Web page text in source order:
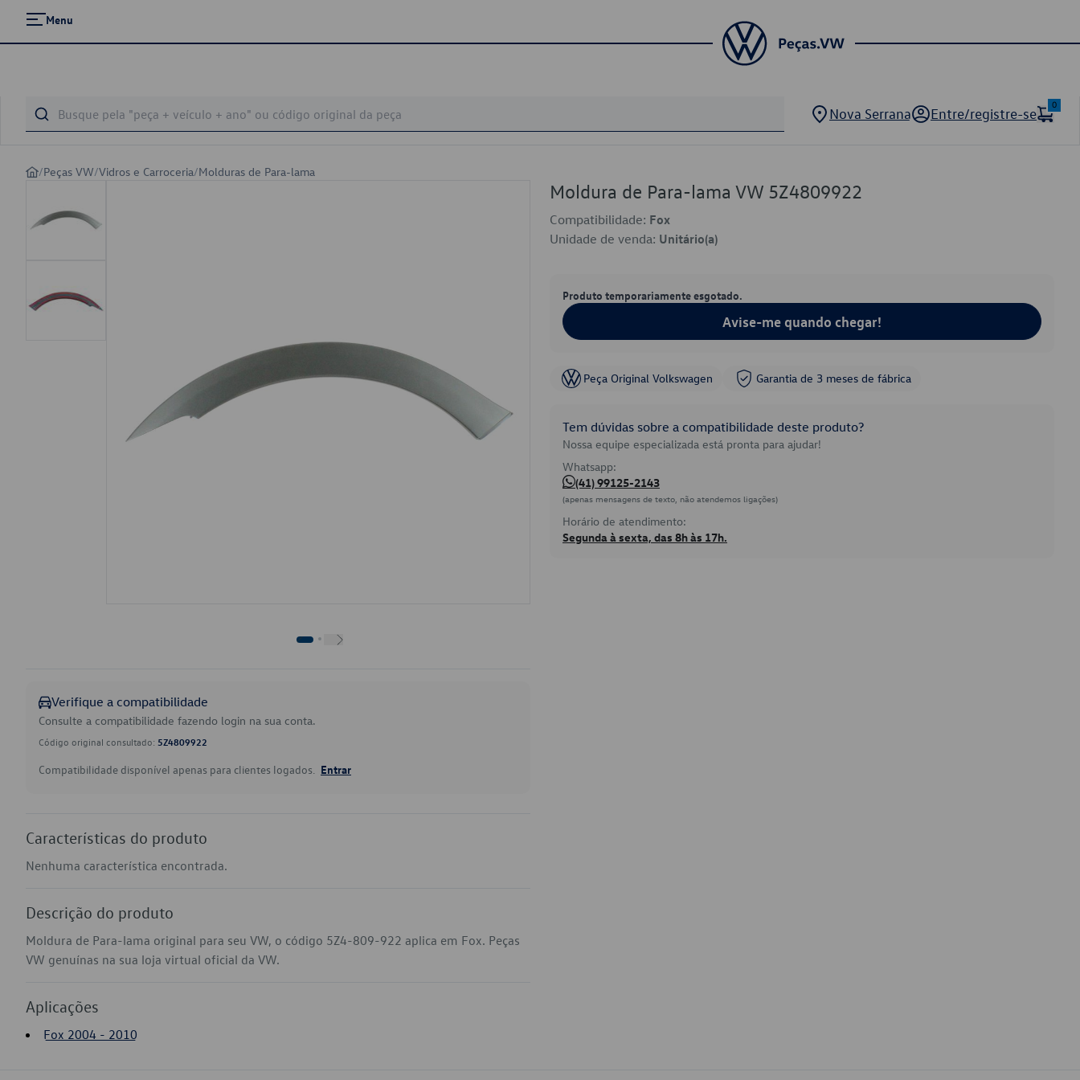
Menu
Nova Serrana Entre/registre-se
0
/Peças VW/Vidros e Carroceria/Molduras de Para-lama
Verifique a compatibilidade
Consulte a compatibilidade fazendo login na sua conta.
Código original consultado: 5Z4809922
Compatibilidade disponível apenas para clientes logados. Entrar
Características do produto
Nenhuma característica encontrada.
Descrição do produto
Moldura de Para-lama original para seu VW, o código 5Z4-809-922 aplica em Fox. Peças
VW genuínas na sua loja virtual oficial da VW.
Aplicações
Fox 2004 - 2010
Moldura de Para-lama VW 5Z4809922
Compatibilidade: Fox
Unidade de venda: Unitário(a)
Produto temporariamente esgotado.
Avise-me quando chegar!
Peça Original Volkswagen Garantia de 3 meses de fábrica
Tem dúvidas sobre a compatibilidade deste produto?
Nossa equipe especializada está pronta para ajudar!
Whatsapp:
(41) 99125-2143
(apenas mensagens de texto, não atendemos ligações)
Horário de atendimento:
Segunda à sexta, das 8h às 17h.